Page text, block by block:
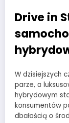
Drive in
W dzisiejszych
parze, a
hybrydowym
konsumentów
dbałością o